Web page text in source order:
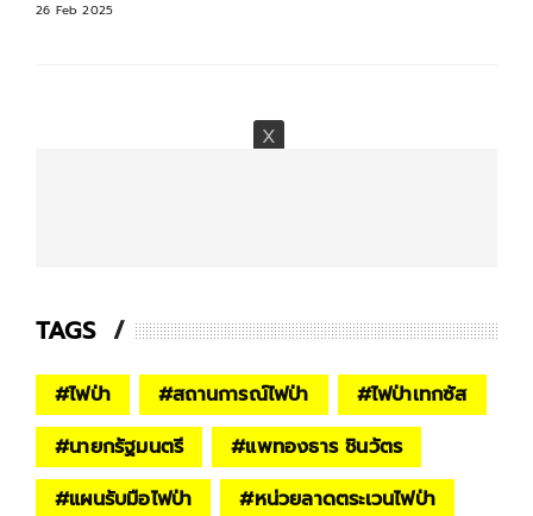
26 Feb 2025
TAGS
#ไฟป่า #สถานการณ์ไฟป่า #ไฟป่าเทกซัส
#นายกรัฐมนตรี #แพทองธาร ชินวัตร
#แผนรับมือไฟป่า #หน่วยลาดตระเวนไฟป่า